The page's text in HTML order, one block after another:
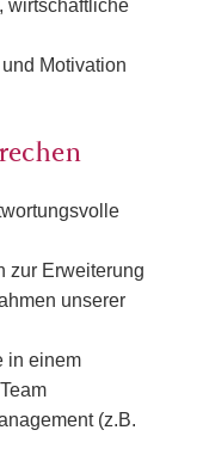
wirtschaftliche
Motivation
zur Erweiterung
unserer
in einem
(z.B.